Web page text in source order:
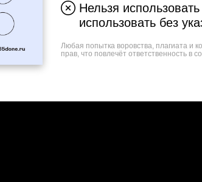
Нельзя
использовать без
Любая попытка воровства, плагиата и
прав, что повлечёт ответственность в